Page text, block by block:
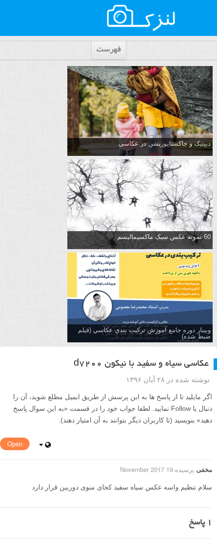
فهرست
دیپتیک و جاکستا‌پوزیشن در عکاسی
60 نمونه عکس سبک ماکسیمالیسم
وبینار دوره جامع آموزش تركيب بندي عكاسي (فیلم
ضبط شده)
عکاسی سیاه و سفید با نیکون d7200
نوشته شده در ۲۸ آبان ۱۳۹۶
اگر مایلید تا از پاسخ ها به این پرسش از طریق ایمیل مطلع شوید، آن را
دنبال یا Follow نمایید. لطفا جواب خود را در قسمت «به این سوال پاسخ
دهید» بنویسید (تا کاربران دیگر بتوانند به آن امتیاز دهند).
Open
مخفی پرسیده 19 November 2017
سلام تنظیم واسه عکس سیاه سفید کجای منوی دوربین قرار دارد
1 پاسخ